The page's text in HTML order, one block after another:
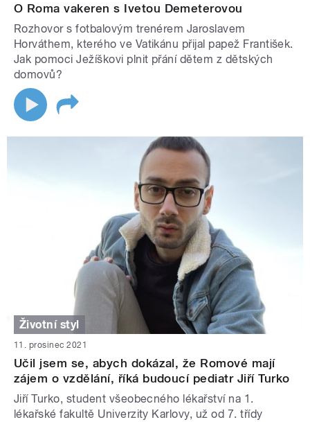
O Roma vakeren s Ivetou Demeterovou
Rozhovor s fotbalovým trenérem Jaroslavem
Horváthem, kterého ve Vatikánu přijal papež František.
Jak pomoci Ježíškovi plnit přání dětem z dětských
domovů?
Životní styl
11. prosinec 2021
Učil jsem se, abych dokázal, že Romové mají
zájem o vzdělání, říká budoucí pediatr Jiří Turko
Jiří Turko, student všeobecného lékařství na 1.
lékařské fakultě Univerzity Karlovy, už od 7. třídy